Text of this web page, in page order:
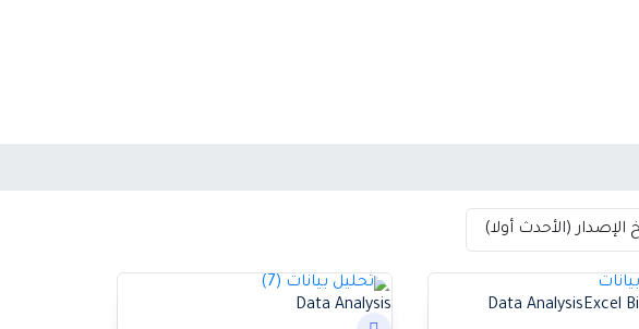
Data AnalysisExcel Bi
Data Analysis